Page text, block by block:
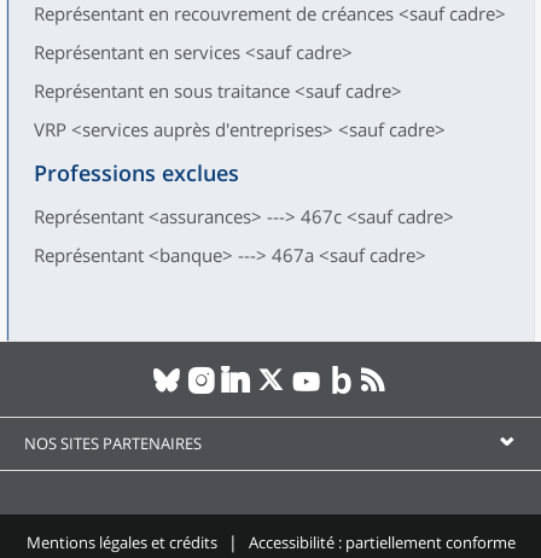
Représentant en recouvrement de créances <sauf cadre>
Représentant en services <sauf cadre>
Représentant en sous traitance <sauf cadre>
VRP <services auprès d'entreprises> <sauf cadre>
Professions exclues
Représentant <assurances> ---> 467c <sauf cadre>
Représentant <banque> ---> 467a <sauf cadre>
NOS SITES PARTENAIRES
Mentions légales et crédits Accessibilité : partiellement conforme